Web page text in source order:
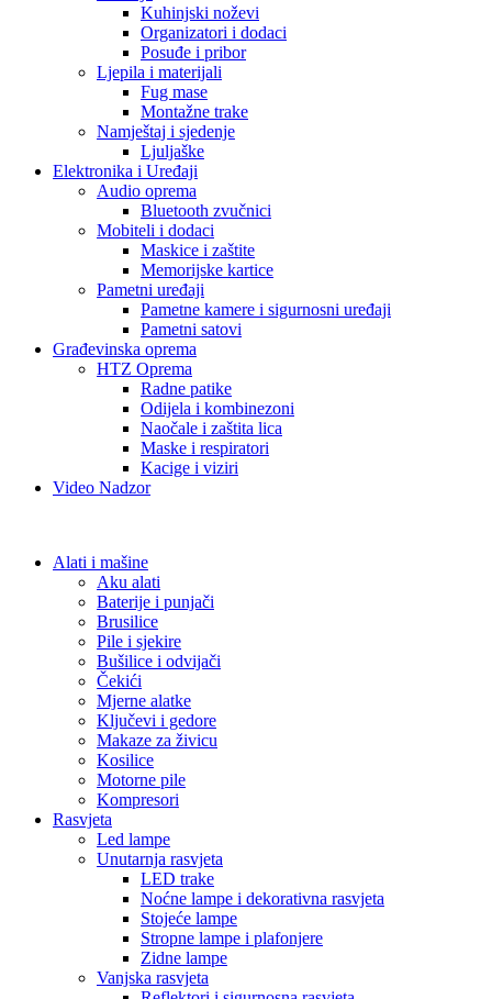
Kuhinjski noževi
Organizatori i dodaci
Posuđe i pribor
Ljepila i materijali
Fug mase
Montažne trake
Namještaj i sjedenje
Ljuljaške
Elektronika i Uređaji
Audio oprema
Bluetooth zvučnici
Mobiteli i dodaci
Maskice i zaštite
Memorijske kartice
Pametni uređaji
Pametne kamere i sigurnosni uređaji
Pametni satovi
Građevinska oprema
HTZ Oprema
Radne patike
Odijela i kombinezoni
Naočale i zaštita lica
Maske i respiratori
Kacige i viziri
Video Nadzor
Alati i mašine
Aku alati
Baterije i punjači
Brusilice
Pile i sjekire
Bušilice i odvijači
Čekići
Mjerne alatke
Ključevi i gedore
Makaze za živicu
Kosilice
Motorne pile
Kompresori
Rasvjeta
Led lampe
Unutarnja rasvjeta
LED trake
Noćne lampe i dekorativna rasvjeta
Stojeće lampe
Stropne lampe i plafonjere
Zidne lampe
Vanjska rasvjeta